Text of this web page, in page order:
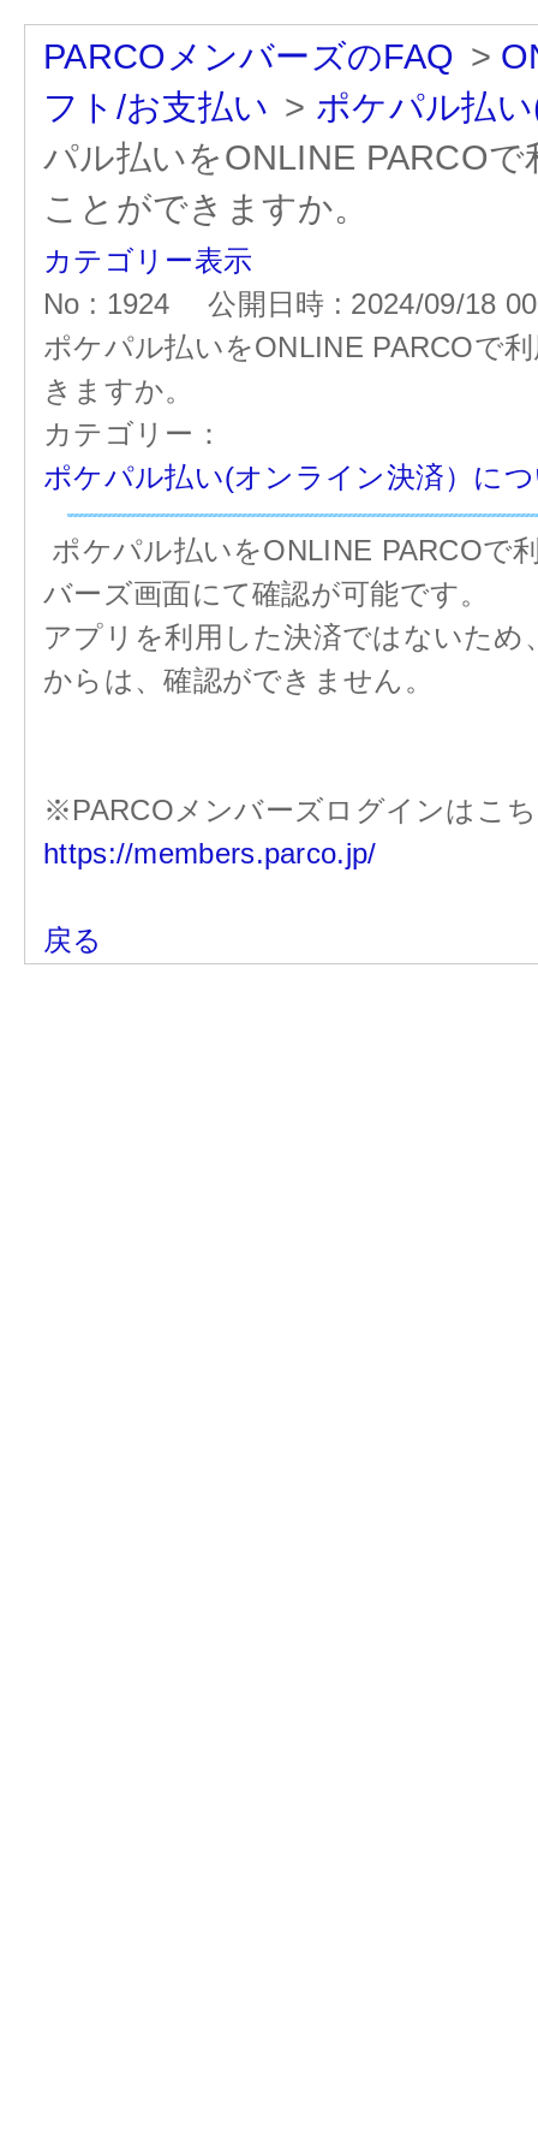
PARCOメンバーズのFAQ >
フト/お支払い > ポケパル払
パル払いをONLINE PARCO
ことができますか。
カテゴリー表示
No : 1924
公開日時 : 2024/09/18
ポケパル払いをONLINE PARCOで
きますか。
カテゴリー：
ポケパル払い(オンライン決済）に
ポケパル払いをONLINE PARCOで
バーズ画面にて確認が可能です。
アプリを利用した決済ではないた
からは、確認ができません。
※PARCOメンバーズログインはこ
https://members.parco.jp/
戻る